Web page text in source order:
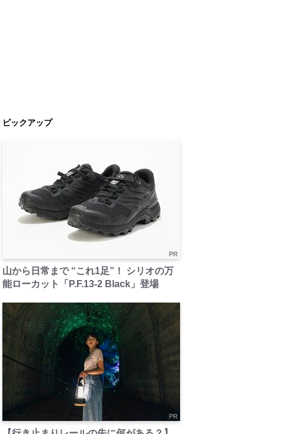
ピックアップ
PR
山から日常まで “これ1足”！ シリオの万
能ローカット「P.F.13-2 Black」登場
PR